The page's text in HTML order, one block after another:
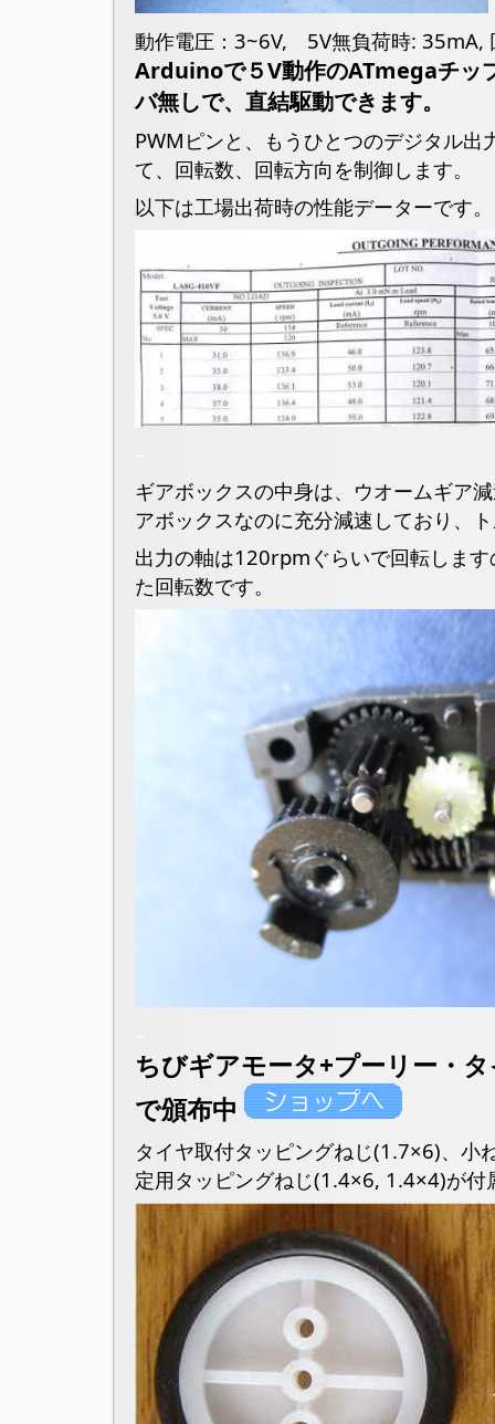
動作電圧：3~6V, 5V無負荷時: 35mA,
Arduinoで５V動作のATmegaチッ
バ無しで、直結駆動できます。
PWMピンと、もうひとつのデジタル出
て、回転数、回転方向を制御します。
以下は工場出荷時の性能データーです。
ギアボックスの中身は、ウオームギア
アボックスなのに充分減速しており、
出力の軸は120rpmぐらいで回転しま
た回転数です。
ちびギアモータ+プーリー・
で頒布中
タイヤ取付タッピングねじ(1.7×6)、小
定用タッピングねじ(1.4×6, 1.4×4)が付